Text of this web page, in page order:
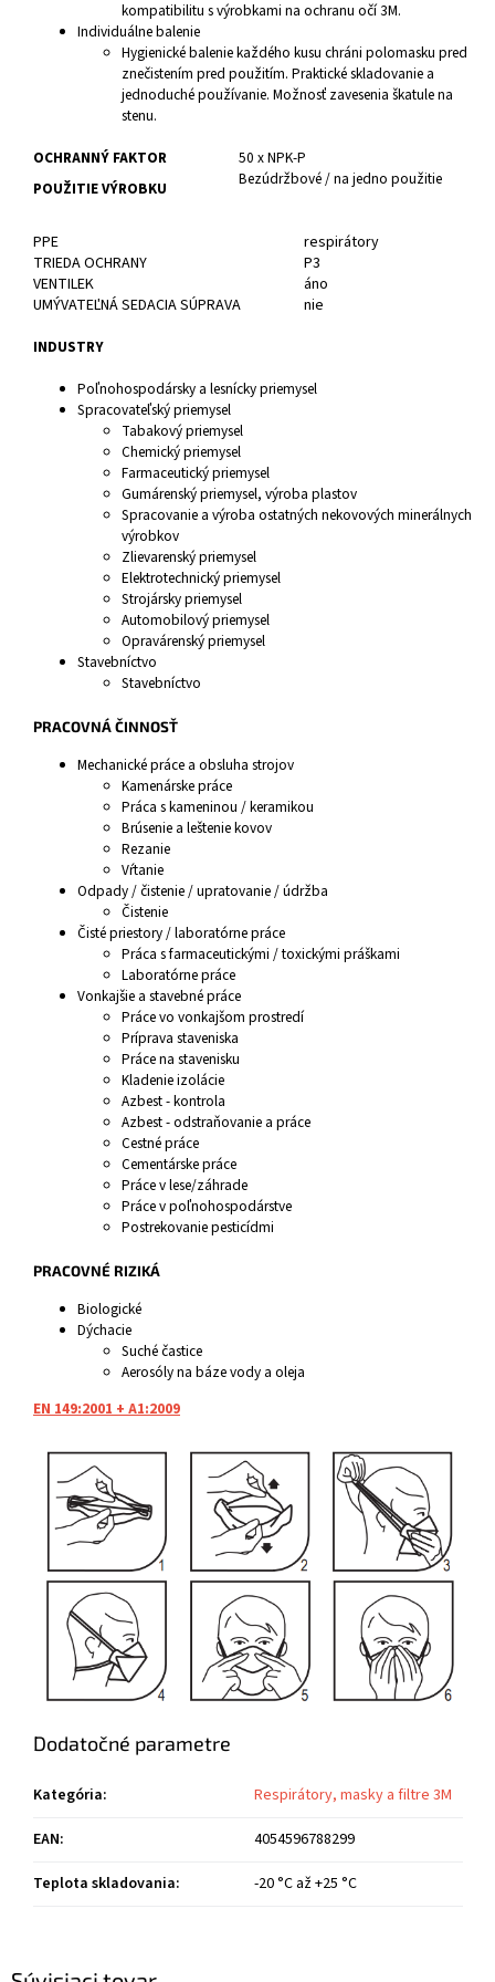
kompatibilitu s výrobkami na ochranu očí 3M.
Individuálne balenie
Hygienické balenie každého kusu chráni polomasku pred
znečistením pred použitím. Praktické skladovanie a
jednoduché používanie. Možnosť zavesenia škatule na
stenu.
OCHRANNÝ FAKTOR
50 x NPK-P
POUŽITIE VÝROBKU
Bezúdržbové / na jedno použitie
PPE
respirátory
TRIEDA OCHRANY
P3
VENTILEK
áno
UMÝVATEĽNÁ SEDACIA SÚPRAVA
nie
INDUSTRY
Poľnohospodársky a lesnícky priemysel
Spracovateľský priemysel
Tabakový priemysel
Chemický priemysel
Farmaceutický priemysel
Gumárenský priemysel, výroba plastov
Spracovanie a výroba ostatných nekovových minerálnych
výrobkov
Zlievarenský priemysel
Elektrotechnický priemysel
Strojársky priemysel
Automobilový priemysel
Opravárenský priemysel
Stavebníctvo
Stavebníctvo
PRACOVNÁ ČINNOSŤ
Mechanické práce a obsluha strojov
Kamenárske práce
Práca s kameninou / keramikou
Brúsenie a leštenie kovov
Rezanie
Vŕtanie
Odpady / čistenie / upratovanie / údržba
Čistenie
Čisté priestory / laboratórne práce
Práca s farmaceutickými / toxickými práškami
Laboratórne práce
Vonkajšie a stavebné práce
Práce vo vonkajšom prostredí
Príprava staveniska
Práce na stavenisku
Kladenie izolácie
Azbest - kontrola
Azbest - odstraňovanie a práce
Cestné práce
Cementárske práce
Práce v lese/záhrade
Práce v poľnohospodárstve
Postrekovanie pesticídmi
PRACOVNÉ RIZIKÁ
Biologické
Dýchacie
Suché častice
Aerosóly na báze vody a oleja
EN 149:2001 + A1:2009
Dodatočné parametre
Kategória:
Respirátory, masky a filtre 3M
EAN:
4054596788299
Teplota skladovania: -20 °C až +25 °C